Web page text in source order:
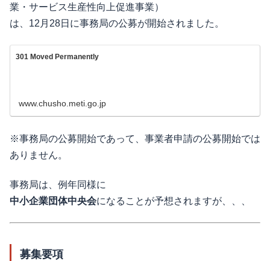
業・サービス生産性向上促進事業）
は、12月28日に事務局の公募が開始されました。
301 Moved Permanently
www.chusho.meti.go.jp
※事務局の公募開始であって、事業者申請の公募開始では
ありません。
事務局は、例年同様に
中小企業団体中央会になることが予想されますが、、、
募集要項